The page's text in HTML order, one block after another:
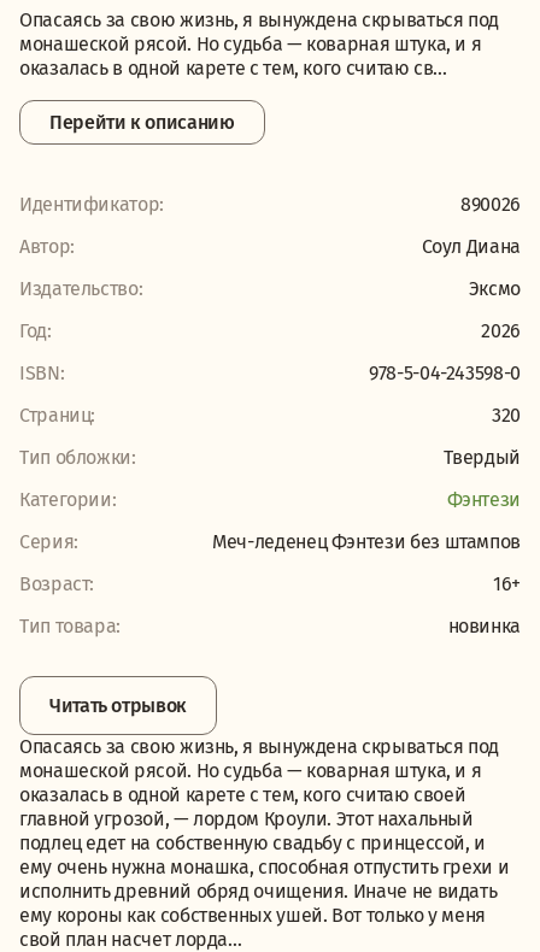
Опасаясь за свою жизнь, я вынуждена скрываться под
монашеской рясой. Но судьба — коварная штука, и я
оказалась в одной карете с тем, кого считаю св...
Перейти к описанию
Идентификатор:
890026
Автор:
Соул Диана
Издательство:
Эксмо
Год:
2026
ISBN:
978-5-04-243598-0
Страниц:
320
Тип обложки:
Твердый
Категории:
Фэнтези
Серия:
Меч-леденец Фэнтези без штампов
Возраст:
16+
Тип товара:
новинка
Читать отрывок
Опасаясь за свою жизнь, я вынуждена скрываться под
монашеской рясой. Но судьба — коварная штука, и я
оказалась в одной карете с тем, кого считаю своей
главной угрозой, — лордом Кроули. Этот нахальный
подлец едет на собственную свадьбу с принцессой, и
ему очень нужна монашка, способная отпустить грехи и
исполнить древний обряд очищения. Иначе не видать
ему короны как собственных ушей. Вот только у меня
свой план насчет лорда…